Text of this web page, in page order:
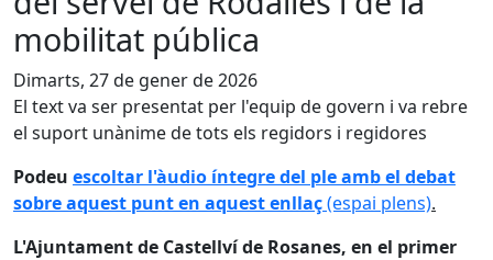
mobilitat pública
Dimarts, 27 de gener de 2026
El text va ser presentat per l'equip de govern i va rebre
el suport unànime de tots els regidors i regidores
Podeu escoltar l'àudio íntegre del ple amb el debat
sobre aquest punt en aquest enllaç(espai plens).
L'Ajuntament de Castellví de Rosanes, en el primer